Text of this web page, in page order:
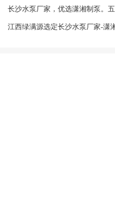
长沙水泵厂家，优选潇湘制泵。
江西绿满源选定长沙水泵厂家-潇